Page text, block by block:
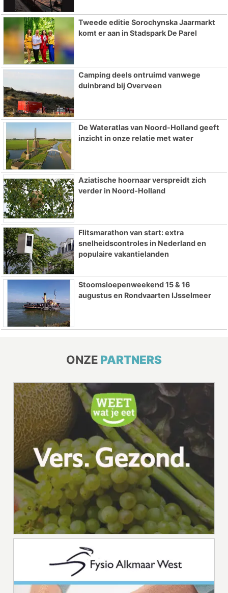
Tweede editie Sorochynska Jaarmarkt
komt er aan in Stadspark De Parel
Camping deels ontruimd vanwege
duinbrand bij Overveen
De Wateratlas van Noord-Holland geeft
inzicht in onze relatie met water
Aziatische hoornaar verspreidt zich
verder in Noord-Holland
Flitsmarathon van start: extra
snelheidscontroles in Nederland en
populaire vakantielanden
Stoomsloepenweekend 15 & 16
augustus en Rondvaarten IJsselmeer
ONZE PARTNERS